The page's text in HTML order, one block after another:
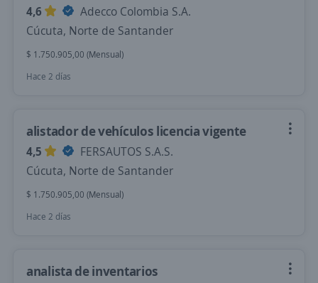
4,6
Adecco Colombia S.A.
Cúcuta, Norte de Santander
$ 1.750.905,00 (Mensual)
Hace 2 días
alistador de vehículos licencia vigente
4,5
FERSAUTOS S.A.S.
Cúcuta, Norte de Santander
$ 1.750.905,00 (Mensual)
Hace 2 días
analista de inventarios